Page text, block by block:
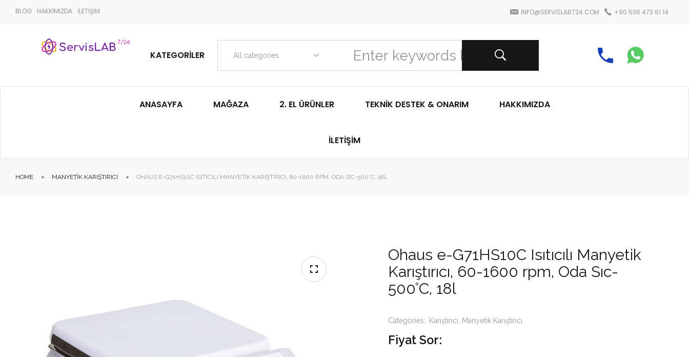
BLOG HAKKIMIZDA İLETİŞİM INFO@SERVISLAB724.COM +90 536 473 61 14
KATEGORILER All categories
ANASAYFA MAĞAZA 2. EL ÜRÜNLER TEKNIK DESTEK & ONARIM HAKKIMIZDA
İLETIŞIM
HOME MANYETIK KARIŞTIRICI OHAUS E-G71HS10C ISITICILI MANYETIK KARIŞTIRICI, 60-1600 RPM, ODA SIC-500°C, 18L
Ohaus e-G71HS10C Isıtıcılı Manyetik
Karıştırıcı, 60-1600 rpm, Oda Sıc-
500°C, 18l
Categories: Karıştırıcı Manyetik Karıştırıcı
Fiyat Sor: